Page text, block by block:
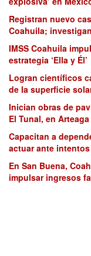
Registran nuevo
Coahuila;
IMSS Coahuila
estrategia ‘Ella y Él’
Logran científicos
de la superficie
Inician obras de
El Tunal, en Arteaga
Capacitan a
actuar ante
En San Buena,
impulsar ingresos